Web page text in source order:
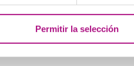
Permitir la selección
relacionadas con el tiempo